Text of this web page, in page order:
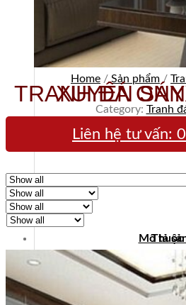
Home / Sản phẩm /
TRANH ĐÁ ONYX TỰ NHIÊN
Category: Tranh
Liên hệ tư vấn:
Mô tả
Thuộc